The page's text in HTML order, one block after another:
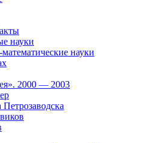
науки
науки
2000 — 2003